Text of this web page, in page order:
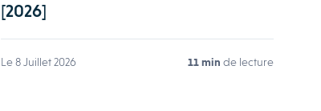
[2026]
Le 8 Juillet 2026 11 min de lecture